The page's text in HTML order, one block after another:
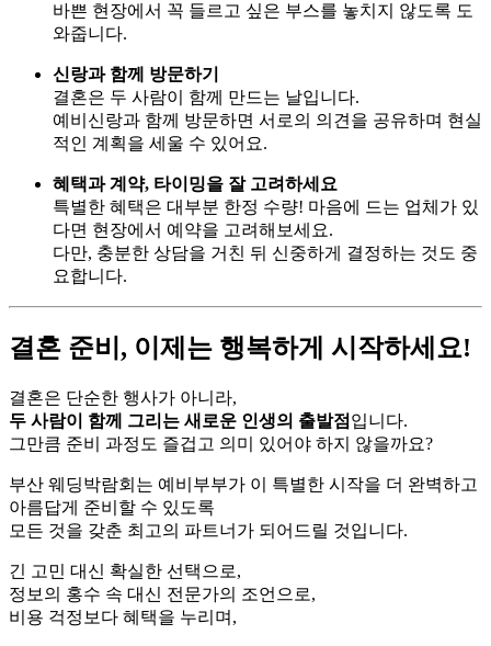
바쁜 현장에서 꼭 들르고 싶은 부스를 놓치지 않도록 도
와줍니다.
신랑과 함께 방문하기
결혼은 두 사람이 함께 만드는 날입니다.
예비신랑과 함께 방문하면 서로의 의견을 공유하며 현실
적인 계획을 세울 수 있어요.
혜택과 계약, 타이밍을 잘 고려하세요
특별한 혜택은 대부분 한정 수량! 마음에 드는 업체가 있
다면 현장에서 예약을 고려해보세요.
다만, 충분한 상담을 거친 뒤 신중하게 결정하는 것도 중
요합니다.
결혼 준비, 이제는 행복하게 시작하세요!
결혼은 단순한 행사가 아니라,
두 사람이 함께 그리는 새로운 인생의 출발점 입니다.
그만큼 준비 과정도 즐겁고 의미 있어야 하지 않을까요?
부산 웨딩박람회는 예비부부가 이 특별한 시작을 더 완벽하고
아름답게 준비할 수 있도록
모든 것을 갖춘 최고의 파트너가 되어드릴 것입니다.
긴 고민 대신 확실한 선택으로,
정보의 홍수 속 대신 전문가의 조언으로,
비용 걱정보다 혜택을 누리며,